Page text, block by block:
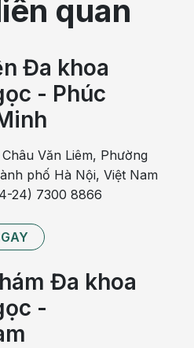
hoạch điều trị toàn diện, giúp
còn mang đến trải nghiệm
hệ thống hỗ trợ dành
trị những bệnh lý
trị hầu hết các bệnh lý hô
cần được điều trị sớm để
quan
Đa khoa
- Phúc
Văn Liêm, Phường
phố Hà Nội, Việt Nam
24) 7300 8866
Đa khoa
-